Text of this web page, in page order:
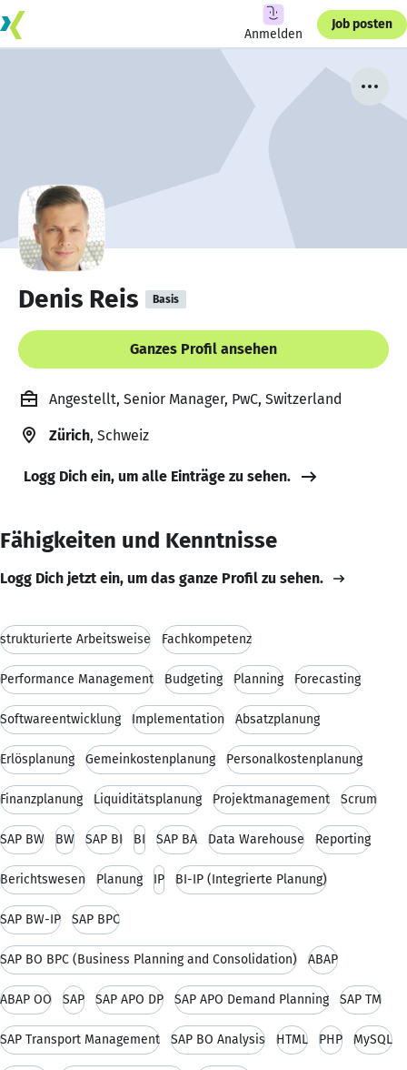
Anmelden
Job posten
Denis Reis Basis
Ganzes Profil ansehen
Angestellt, Senior Manager, PwC, Switzerland
Zürich, Schweiz
Logg Dich ein, um alle Einträge zu sehen.
Fähigkeiten und Kenntnisse
Logg Dich jetzt ein, um das ganze Profil zu sehen.
strukturierte Arbeitsweise Fachkompetenz
Performance Management Budgeting Planning Forecasting
Softwareentwicklung Implementation Absatzplanung
Erlösplanung Gemeinkostenplanung Personalkostenplanung
Finanzplanung Liquiditätsplanung Projektmanagement Scrum
SAP BW BW SAP BI BI SAP BA Data Warehouse Reporting
Berichtswesen Planung IP BI-IP (Integrierte Planung)
SAP BW-IP SAP BPC
SAP BO BPC (Business Planning and Consolidation) ABAP
ABAP OO SAP SAP APO DP SAP APO Demand Planning SAP TM
SAP Transport Management SAP BO Analysis HTML PHP MySQL